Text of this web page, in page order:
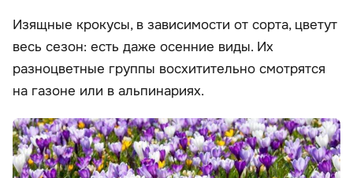
Изящные крокусы, в зависимости от сорта, цветут
весь сезон: есть даже осенние виды. Их
разноцветные группы восхитительно смотрятся
на газоне или в альпинариях.